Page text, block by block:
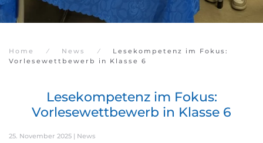
Home News
Lesekompetenz im Fokus:
Vorlesewettbewerb in Klasse 6
Lesekompetenz im Fokus:
Vorlesewettbewerb in Klasse 6
25. November 2025 | News